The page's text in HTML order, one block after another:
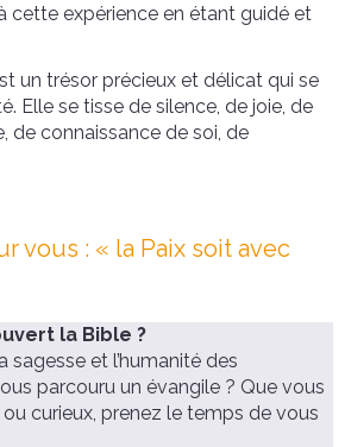
cette expérience en étant guidé et
un trésor précieux et délicat qui se
Elle se tisse de silence, de joie, de
de connaissance de soi, de
vous : « la Paix soit avec
la Bible ?
sagesse et l’humanité des
parcouru un évangile ? Que vous
curieux, prenez le temps de vous